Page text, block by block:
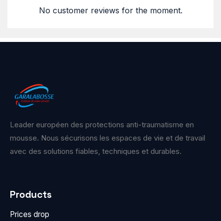
No customer reviews for the moment.
Leader européen des protections anti-traumatisme en
mousse. Nous sécurisons les espaces de vie et de travail
avec des solutions fiables, techniques et durables.
Products
Prices drop